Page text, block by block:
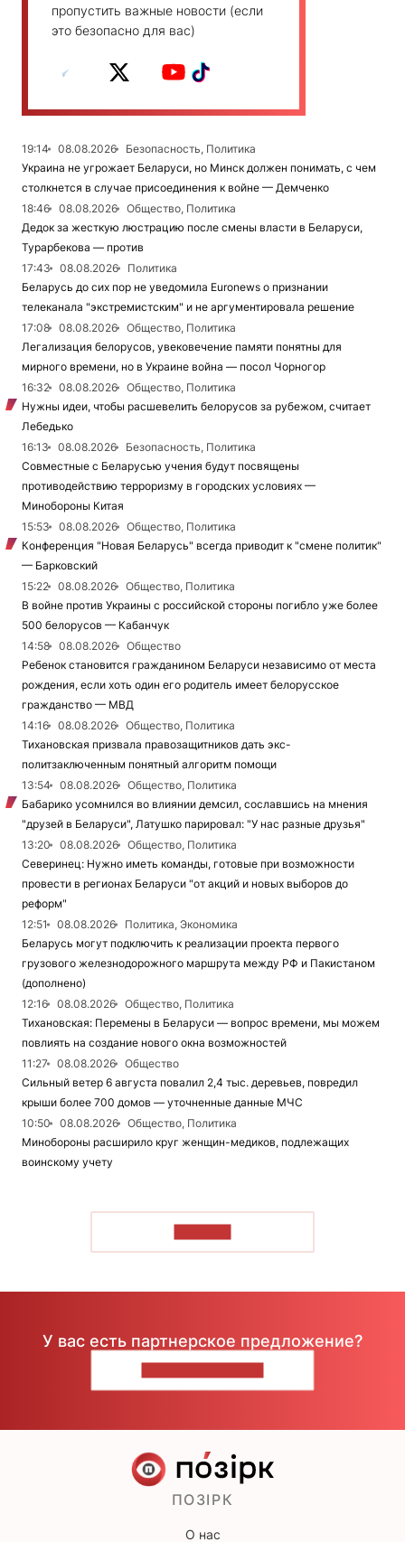
пропустить важные новости (если
это безопасно для вас)
19:14 08.08.2026
Безопасность, Политика
Украина не угрожает Беларуси, но Минск должен понимать, с чем
столкнется в случае присоединения к войне — Демченко
18:46
08.08.2026
Общество, Политика
Дедок за жесткую люстрацию после смены власти в Беларуси,
Турарбекова — против
17:43
08.08.2026
Политика
Беларусь до сих пор не уведомила Euronews о признании
телеканала "экстремистским" и не аргументировала решение
17:08
08.08.2026
Общество, Политика
Легализация белорусов, увековечение памяти понятны для
мирного времени, но в Украине война — посол Чорногор
16:32
08.08.2026
Общество, Политика
Нужны идеи, чтобы расшевелить белорусов за рубежом, считает
Лебедько
16:13
08.08.2026
Безопасность, Политика
Совместные с Беларусью учения будут посвящены
противодействию терроризму в городских условиях —
Минобороны Китая
15:53
08.08.2026
Общество, Политика
Конференция "Новая Беларусь" всегда приводит к "смене политик"
— Барковский
15:22
08.08.2026
Общество, Политика
В войне против Украины с российской стороны погибло уже более
500 белорусов — Кабанчук
14:58
08.08.2026
Общество
Ребенок становится гражданином Беларуси независимо от места
рождения, если хоть один его родитель имеет белорусское
гражданство — МВД
14:16
08.08.2026
Общество, Политика
Тихановская призвала правозащитников дать экс-
политзаключенным понятный алгоритм помощи
13:54
08.08.2026
Общество, Политика
Бабарико усомнился во влиянии демсил, сославшись на мнения
"друзей в Беларуси", Латушко парировал: "У нас разные друзья"
13:20
08.08.2026
Общество, Политика
Северинец: Нужно иметь команды, готовые при возможности
провести в регионах Беларуси "от акций и новых выборов до
реформ"
12:51
08.08.2026
Политика, Экономика
Беларусь могут подключить к реализации проекта первого
грузового железнодорожного маршрута между РФ и Пакистаном
(дополнено)
12:16
08.08.2026
Общество, Политика
Тихановская: Перемены в Беларуси — вопрос времени, мы можем
повлиять на создание нового окна возможностей
11:27
08.08.2026
Общество
Сильный ветер 6 августа повалил 2,4 тыс. деревьев, повредил
крыши более 700 домов — уточненные данные МЧС
10:50
08.08.2026
Общество, Политика
Минобороны расширило круг женщин-медиков, подлежащих
воинскому учету
У вас есть партнерское предложение?
ПОЗІРК
О нас